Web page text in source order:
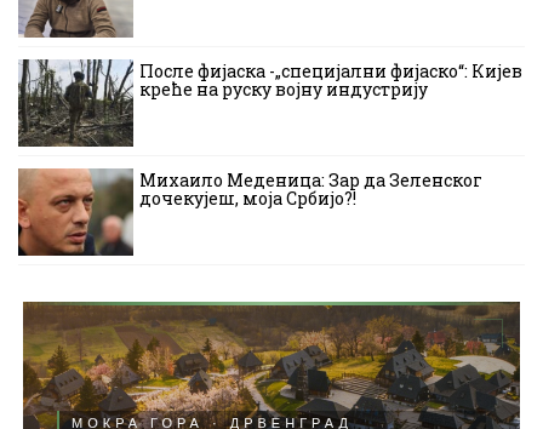
После фијаска -„специјални фијаско“: Кијев
креће на руску војну индустрију
Михаило Меденица: Зар да Зеленског
дочекујеш, моја Србијо?!